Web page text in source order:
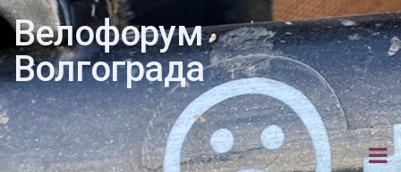
Велофорум
Волгограда